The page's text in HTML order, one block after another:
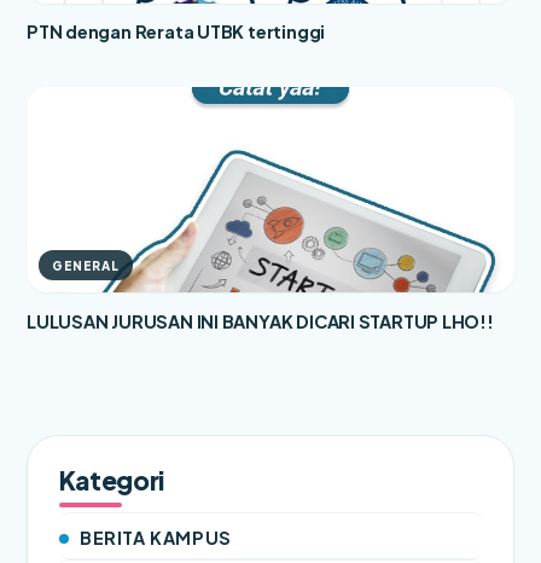
PTN dengan Rerata UTBK tertinggi
GENERAL
LULUSAN JURUSAN INI BANYAK DICARI STARTUP LHO!!
Kategori
BERITA KAMPUS